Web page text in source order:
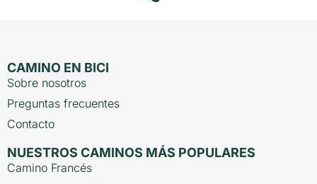
CAMINO EN BICI
Sobre nosotros
Preguntas frecuentes
Contacto
NUESTROS CAMINOS MÁS POPULARES
Camino Francés